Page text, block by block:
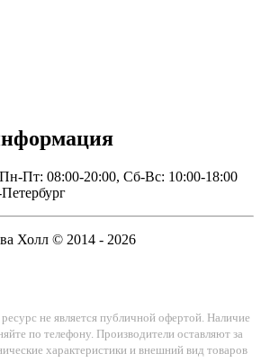
Пн-Пт: 08:00-20:00, Сб-Вс: 10:00-18:00
Холл © 2014 - 2026
не является публичной офертой. Наличие
по телефону. Производители оставляют за
характеристики и внешний вид товаров